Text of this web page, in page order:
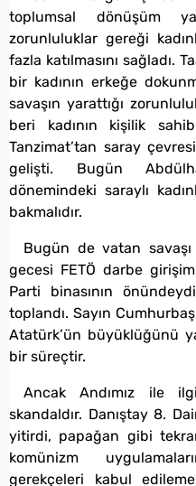
toplumsal dönüşüm
zorunluluklar gereği
fazla katılmasını sağladı.
bir kadının erkeğe
savaşın yarattığı
beri kadının kişilik
Tanzimat’tan saray
gelişti. Bugün
dönemindeki saraylı
bakmalıdır.
Bugün de vatan
gecesi FETÖ darbe
Parti binasının
toplandı. Sayın
Atatürk’ün büyüklüğünü
bir süreçtir.
Ancak Andımız ile
skandaldır. Danıştay 8.
yitirdi, papağan gibi
komünizm
gerekçeleri kabul